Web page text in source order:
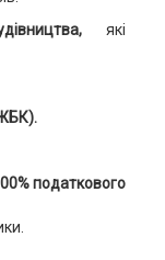
які
податкового